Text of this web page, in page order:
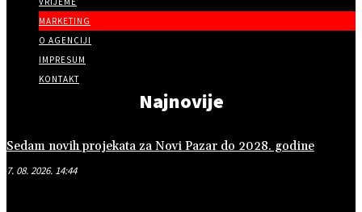
MARKETING
O AGENCIJI
IMPRESUM
KONTAKT
Najnovije
Sedam novih projekata za Novi Pazar do 2028. godine
7. 08. 2026. 14:44